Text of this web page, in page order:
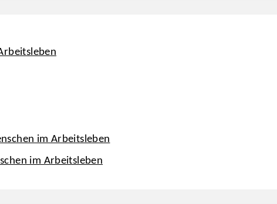
im Arbeitsleben
im Arbeitsleben